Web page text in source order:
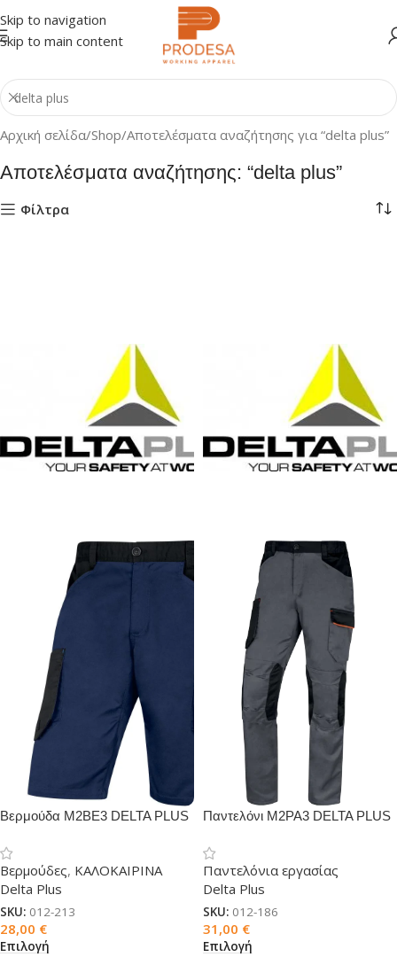
Skip to navigation
Skip to main content
Αρχική σελίδα Shop Αποτελέσματα αναζήτησης για “delta plus”
Αποτελέσματα αναζήτησης: “delta plus”
Φίλτρα
Βερμούδα M2BE3 DELTA PLUS
Βερμούδες, ΚΑΛΟΚΑΙΡΙΝΑ
Delta Plus
SKU: 012-213
28,00 €
Επιλογή
Παντελόνι M2PA3 DELTA PLUS
Παντελόνια εργασίας
Delta Plus
SKU: 012-186
31,00 €
Επιλογή